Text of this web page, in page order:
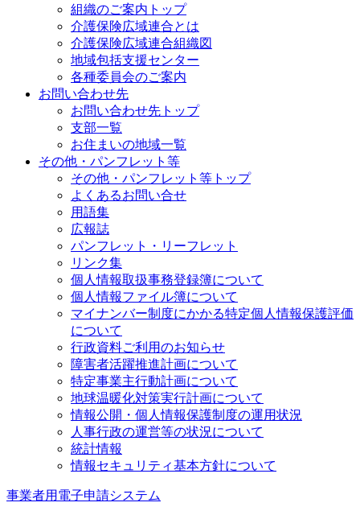
組織のご案内トップ
介護保険広域連合とは
介護保険広域連合組織図
地域包括支援センター
各種委員会のご案内
お問い合わせ先
お問い合わせ先トップ
支部一覧
お住まいの地域一覧
その他・パンフレット等
その他・パンフレット等トップ
よくあるお問い合せ
用語集
広報誌
パンフレット・リーフレット
リンク集
個人情報取扱事務登録簿について
個人情報ファイル簿について
マイナンバー制度にかかる特定個人情報保護評価
について
行政資料ご利用のお知らせ
障害者活躍推進計画について
特定事業主行動計画について
地球温暖化対策実行計画について
情報公開・個人情報保護制度の運用状況
人事行政の運営等の状況について
統計情報
情報セキュリティ基本方針について
事業者用電子申請システム